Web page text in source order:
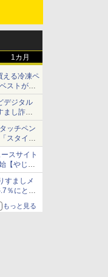
1カ月
る冷凍ペ
ストがロ
ざ・ろー
る？】
デジタル
まし詐欺
や映像を
ッチペン
スタイラ
、持ち替
スサイト
【やじう
すましメ
％にとど
査
もっと見る